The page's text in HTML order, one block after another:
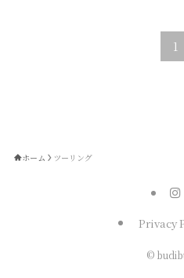
1
ホーム ツーリング
Privacy
©